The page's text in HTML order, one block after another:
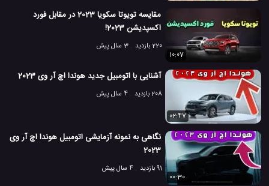
مقایسه تویوتا سکویا 2023 در مقابل فورد
اکسپدیشن 2023!
220 بازدید
3 سال پیش
10:07
آشنایی با اتومبیل جدید هوندا اچ آر وی 2023
208 بازدید 4 سال پیش
02:47
نگاهی به نمونه آزمایشی اتومبیل هوندا اچ آر وی
2023
91 بازدید
4 سال پیش
00:30